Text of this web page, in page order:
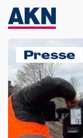
Presse